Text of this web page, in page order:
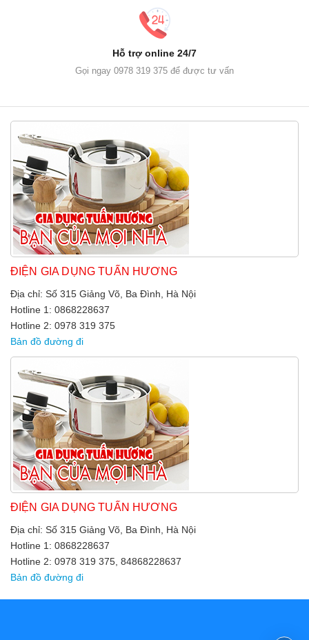
Hỗ trợ online 24/7
Gọi ngay 0978 319 375 để được tư vấn
ĐIỆN GIA DỤNG TUẤN HƯƠNG
Địa chỉ: Số 315 Giảng Võ, Ba Đình, Hà Nội
Hotline 1: 0868228637
Hotline 2: 0978 319 375
Bản đồ đường đi
ĐIỆN GIA DỤNG TUẤN HƯƠNG
Địa chỉ: Số 315 Giảng Võ, Ba Đình, Hà Nội
Hotline 1: 0868228637
Hotline 2: 0978 319 375, 84868228637
Bản đồ đường đi